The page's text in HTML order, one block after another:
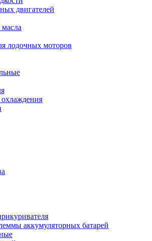
двигателей
лодочных моторов
аккумуляторных батарей